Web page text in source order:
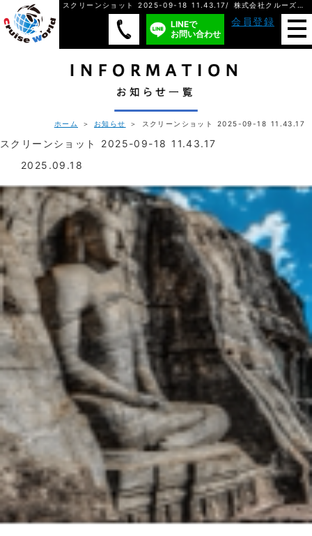
スクリーンショット 2025-09-18 11.43.17/ 株式会社クルーズ・ワールド
LINEで
お問い合わせ
会員登録
ホーム ＞ お知らせ ＞ スクリーンショット 2025-09-18 11.43.17
スクリーンショット 2025-09-18 11.43.17
2025.09.18